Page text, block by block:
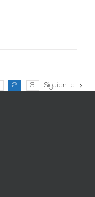
2 3 Siguiente